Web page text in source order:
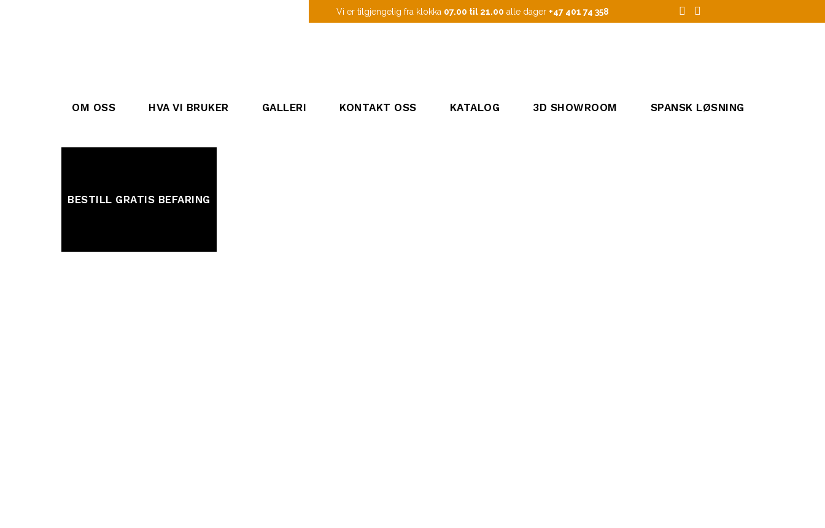
Vi er tilgjengelig fra klokka 07.00 til 21.00 alle dager +47 401 74 358
OM OSS HVA VI BRUKER GALLERI KONTAKT OSS KATALOG 3D SHOWROOM SPANSK LØSNING
BESTILL GRATIS BEFARING